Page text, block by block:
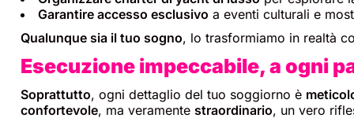
Garantire accesso esclusivo a eventi culturali e
Qualunque sia il tuo sogno, lo trasformiamo in realtà
Esecuzione impeccabile, a ogni
Soprattutto, ogni dettaglio del tuo soggiorno è
confortevole, ma veramente straordinario, un vero